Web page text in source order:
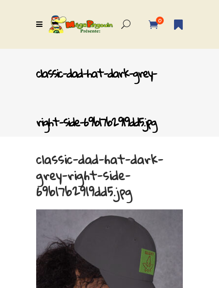
0
classic-dad-hat-dark-grey-
right-side-69b17b2919dd5.jpg
classic-dad-hat-dark-
grey-right-side-
69b17b2919dd5.jpg